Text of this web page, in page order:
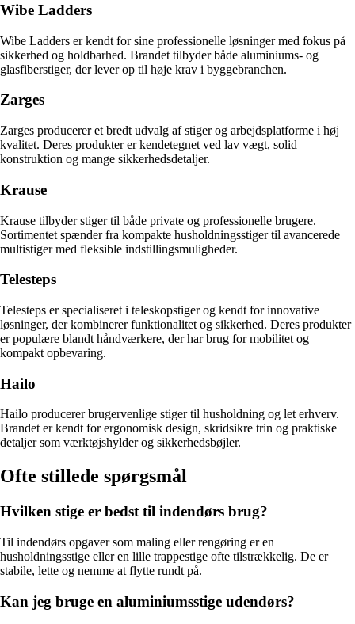
Wibe Ladders
Wibe Ladders er kendt for sine professionelle løsninger med fokus på
sikkerhed og holdbarhed. Brandet tilbyder både aluminiums- og
glasfiberstiger, der lever op til høje krav i byggebranchen.
Zarges
Zarges producerer et bredt udvalg af stiger og arbejdsplatforme i høj
kvalitet. Deres produkter er kendetegnet ved lav vægt, solid
konstruktion og mange sikkerhedsdetaljer.
Krause
Krause tilbyder stiger til både private og professionelle brugere.
Sortimentet spænder fra kompakte husholdningsstiger til avancerede
multistiger med fleksible indstillingsmuligheder.
Telesteps
Telesteps er specialiseret i teleskopstiger og kendt for innovative
løsninger, der kombinerer funktionalitet og sikkerhed. Deres produkter
er populære blandt håndværkere, der har brug for mobilitet og
kompakt opbevaring.
Hailo
Hailo producerer brugervenlige stiger til husholdning og let erhverv.
Brandet er kendt for ergonomisk design, skridsikre trin og praktiske
detaljer som værktøjshylder og sikkerhedsbøjler.
Ofte stillede spørgsmål
Hvilken stige er bedst til indendørs brug?
Til indendørs opgaver som maling eller rengøring er en
husholdningsstige eller en lille trappestige ofte tilstrækkelig. De er
stabile, lette og nemme at flytte rundt på.
Kan jeg bruge en aluminiumsstige udendørs?